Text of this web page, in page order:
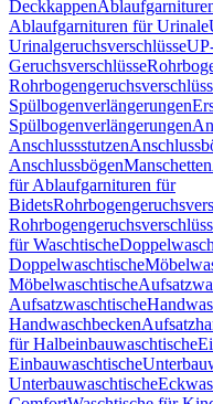
Deckkappen
Ablaufgarnituren für Urinale
Urinalgeruchsverschlüsse
Geruchsverschlüsse
Spülbogenverlängerungen
Spülbogenverlängerungen
Anschlussstutzen
AnschlussbögenManschetten
für Ablaufgarnituren für
Bidets
für Waschtische
Doppelwaschtische
Möbelwaschtische
Aufsatzwaschtische
Handwaschbecken
für Halbeinbauwaschtische
Einbauwaschtische
Unterbauwaschtische